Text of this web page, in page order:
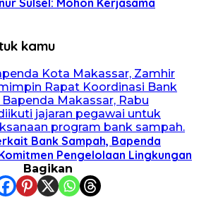
kamu
Bank Sampah, Bapenda
Pengelolaan Lingkungan
Bagikan